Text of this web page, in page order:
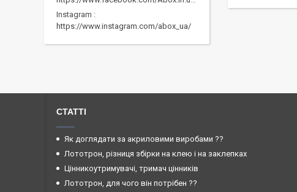
Instagram
https://www.instagram.com/abox_ua/
СТАТТІ
Як доглядати за акриловими виробами ??
Лототрон, різниця збірки на клею і на заклепках
Цінникоутримувачі, тримач цінників
Лототрон, для чого він потрібен ??